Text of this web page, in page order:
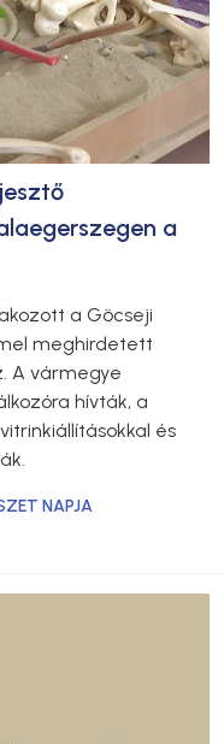
a
a Göcseji
meghirdetett
A vármegye
hívták, a
és
NAPJA